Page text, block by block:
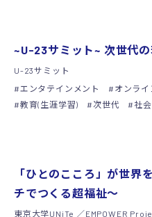
~U-23サミット~ 次世代
U-23サミット
エンタテインメント
オンライ
教育(生涯学習)
次世代 社
「ひとのこころ」が世界
チでつくる超福祉〜
東京大学UNiTe ／EMPOWER